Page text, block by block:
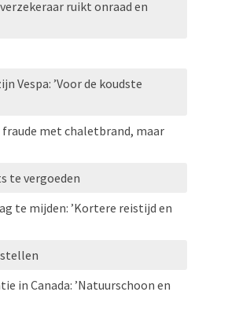
ruikt onraad en
Vespa: ’Voor de koudste
met chaletbrand, maar
te vergoeden
te mijden: ’Kortere reistijd en
in Canada: ’Natuurschoon en